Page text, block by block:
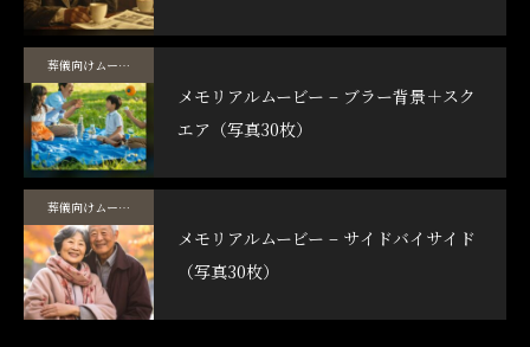
葬儀向けムービーテンプレート
メモリアルムービー – ブラー背景＋スク
エア（写真30枚）
葬儀向けムービーテンプレート
メモリアルムービー – サイドバイサイド
（写真30枚）